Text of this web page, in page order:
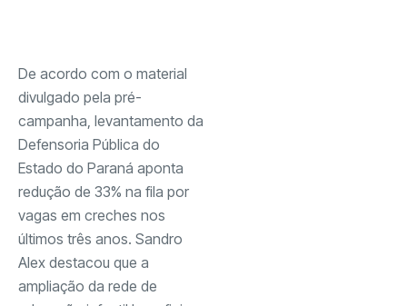
De acordo com o material
divulgado pela pré-
campanha, levantamento da
Defensoria Pública do
Estado do Paraná aponta
redução de 33% na fila por
vagas em creches nos
últimos três anos. Sandro
Alex destacou que a
ampliação da rede de